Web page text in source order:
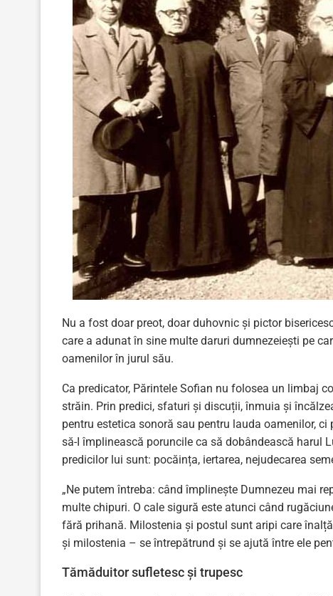
Nu a fost doar preot, doar duhovnic şi pictor
care a adunat în sine multe daruri dumnezeiești pe
oamenilor în jurul său.
Ca predicator, Părintele Sofian nu folosea un limbaj
străin. Prin predici, sfaturi și discuții, înmuia și
pentru estetica sonoră sau pentru lauda oamenilor,
să-I împlinească poruncile ca să dobândească harul
predicilor lui sunt: pocăința, iertarea, nejudecarea
„Ne putem întreba: când împlinește Dumnezeu mai
multe chipuri. O cale sigură este atunci când
fără prihană. Milostenia și postul sunt aripi care
și milostenia – se întrepătrund și se ajută între ele
Tămăduitor sufletesc și trupesc